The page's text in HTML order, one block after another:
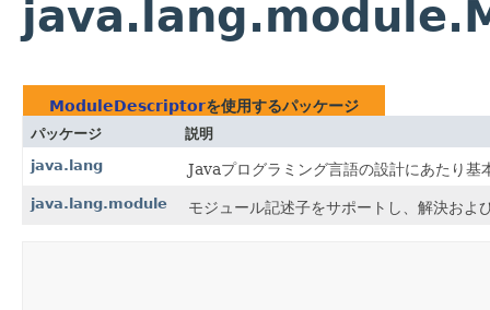
ModuleDescriptorを使用するパッケージ
パッケージ
説明
java.lang
Javaプログラミング言語の設計にあたり基
java.lang.module モジュール記述子をサポートし、解決およ